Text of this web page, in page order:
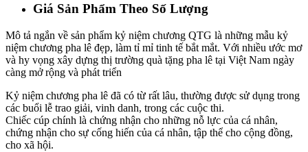
Giá Sản Phẩm Theo Số Lượng
Mô tả ngắn về sản phẩm kỷ niệm chương QTG là những mẫu kỷ
niệm chương pha lê đẹp, làm tỉ mỉ tinh tế bắt mắt. Với nhiều ước mơ
và hy vọng xây dựng thị trường quà tặng pha lê tại Việt Nam ngày
càng mở rộng và phát triển
Kỷ niệm chương pha lê đã có từ rất lâu, thường được sử dụng trong
các buổi lễ trao giải, vinh danh, trong các cuộc thi.
Chiếc cúp chính là chứng nhận cho những nỗ lực của cá nhân,
chứng nhận cho sự cống hiến của cá nhân, tập thể cho cộng đồng,
cho xã hội.